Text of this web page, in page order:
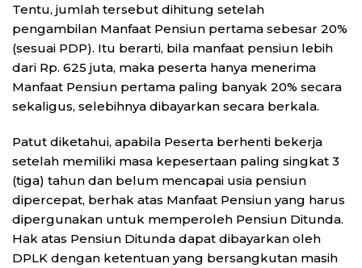
Tentu, jumlah tersebut dihitung setelah
pengambilan Manfaat Pensiun pertama sebesar 20%
(sesuai PDP). Itu berarti, bila manfaat pensiun lebih
dari Rp. 625 juta, maka peserta hanya menerima
Manfaat Pensiun pertama paling banyak 20% secara
sekaligus, selebihnya dibayarkan secara berkala.
Patut diketahui, apabila Peserta berhenti bekerja
setelah memiliki masa kepesertaan paling singkat 3
(tiga) tahun dan belum mencapai usia pensiun
dipercepat, berhak atas Manfaat Pensiun yang harus
dipergunakan untuk memperoleh Pensiun Ditunda.
Hak atas Pensiun Ditunda dapat dibayarkan oleh
DPLK dengan ketentuan yang bersangkutan masih